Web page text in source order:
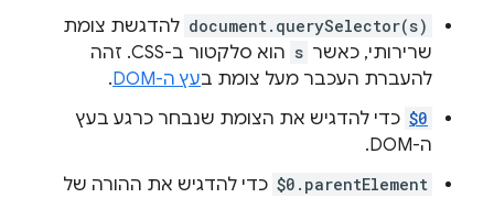
document.querySelector(s) להדגשת צומת
שרירותי, כאשר s
הוא סלקטור ב-CSS. זהה
להעברת העכבר מעל צומת בעץ ה-DOM .
$0 כדי להדגיש את הצומת שנבחר כרגע בעץ
ה-DOM.
$0.parentElement כדי להדגיש את ההורה של